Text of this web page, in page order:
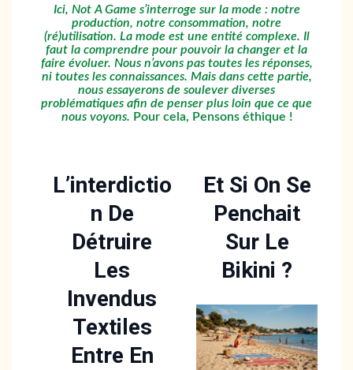
Ici, Not A Game s’interroge sur la mode : notre
production, notre consommation, notre
(ré)utilisation. La mode est une entité complexe. Il
faut la comprendre pour pouvoir la changer et la
faire évoluer. Nous n’avons pas toutes les réponses,
ni toutes les connaissances. Mais dans cette partie,
nous essayerons de soulever diverses
problématiques afin de penser plus loin que ce que
nous voyons. Pour cela, Pensons éthique !
L’interdictio
N De
Détruire
Les
Invendus
Textiles
Entre En
Et Si On Se
Penchait
Sur Le
Bikini ?